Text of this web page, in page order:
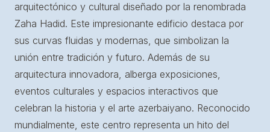
arquitectónico y cultural diseñado por la renombrada
Zaha Hadid. Este impresionante edificio destaca por
sus curvas fluidas y modernas, que simbolizan la
unión entre tradición y futuro. Además de su
arquitectura innovadora, alberga exposiciones,
eventos culturales y espacios interactivos que
celebran la historia y el arte azerbaiyano. Reconocido
mundialmente, este centro representa un hito del